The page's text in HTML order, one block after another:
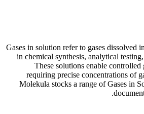
Gases in solution refer to gases dissolved
in chemical synthesis, analytical
These solutions enable
requiring precise concentrations of
Molekula stocks a range of Gases in